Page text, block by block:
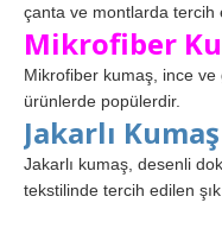
çanta ve montlarda tercih
Mikrofiber
Mikrofiber kumaş, ince ve
ürünlerde popülerdir.
Jakarlı
Jakarlı kumaş, desenli
tekstilinde tercih edilen şık